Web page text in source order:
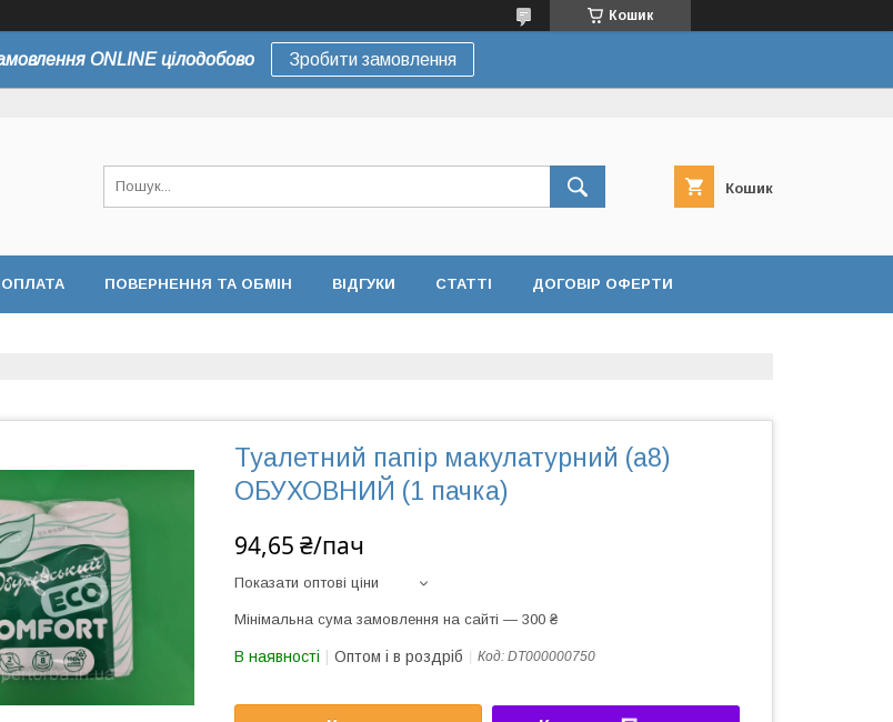
Кошик
ONLINE цілодобово Зробити замовлення
Кошик
ПОВЕРНЕННЯ ТА ОБМІН ВІДГУКИ СТАТТІ ДОГОВІР ОФЕРТИ
Туалетний папір макулатурний (а8)
ОБУХОВНИЙ (1 пачка)
94,65 ₴/пач
Показати оптові ціни
Мінімальна сума замовлення на сайті — 300 ₴
В наявності Оптом і в роздріб Код: DT000000750